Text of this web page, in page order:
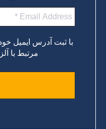
با ثبت آدرس ایمیل
مرتبط با